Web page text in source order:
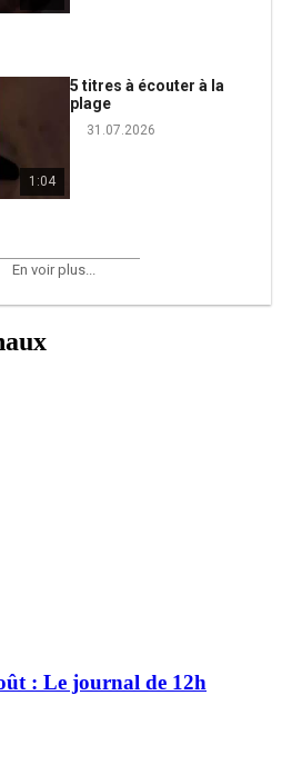
1:04
5 titres à écouter à la
plage
31.07.2026
En voir plus...
: Le journal de 12h